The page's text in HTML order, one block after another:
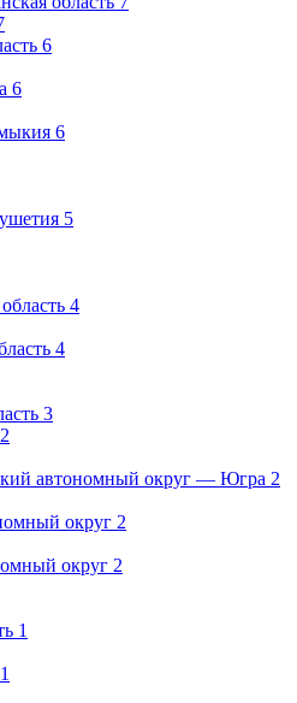
6
6
6
5
4
4
3
2
автономный округ — Югра 2
округ 2
округ 2
1
1